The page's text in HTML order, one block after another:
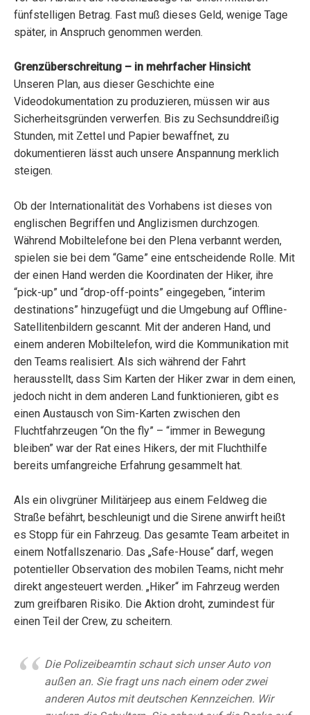
fünfstelligen Betrag. Fast muß dieses Geld, wenige Tage
später, in Anspruch genommen werden.
Grenzüberschreitung – in mehrfacher Hinsicht
Unseren Plan, aus dieser Geschichte eine
Videodokumentation zu produzieren, müssen wir aus
Sicherheitsgründen verwerfen. Bis zu Sechsunddreißig
Stunden, mit Zettel und Papier bewaffnet, zu
dokumentieren lässt auch unsere Anspannung merklich
steigen.
Ob der Internationalität des Vorhabens ist dieses von
englischen Begriffen und Anglizismen durchzogen.
Während Mobiltelefone bei den Plena verbannt werden,
spielen sie bei dem “Game” eine entscheidende Rolle. Mit
der einen Hand werden die Koordinaten der Hiker, ihre
“pick-up” und “drop-off-points” eingegeben, “interim
destinations” hinzugefügt und die Umgebung auf Offline-
Satellitenbildern gescannt. Mit der anderen Hand, und
einem anderen Mobiltelefon, wird die Kommunikation mit
den Teams realisiert. Als sich während der Fahrt
herausstellt, dass Sim Karten der Hiker zwar in dem einen,
jedoch nicht in dem anderen Land funktionieren, gibt es
einen Austausch von Sim-Karten zwischen den
Fluchtfahrzeugen “On the fly” – “immer in Bewegung
bleiben” war der Rat eines Hikers, der mit Fluchthilfe
bereits umfangreiche Erfahrung gesammelt hat.
Als ein olivgrüner Militärjeep aus einem Feldweg die
Straße befährt, beschleunigt und die Sirene anwirft heißt
es Stopp für ein Fahrzeug. Das gesamte Team arbeitet in
einem Notfallszenario. Das „Safe-House“ darf, wegen
potentieller Observation des mobilen Teams, nicht mehr
direkt angesteuert werden. „Hiker“ im Fahrzeug werden
zum greifbaren Risiko. Die Aktion droht, zumindest für
einen Teil der Crew, zu scheitern.
Die Polizeibeamtin schaut sich unser Auto von
außen an. Sie fragt uns nach einem oder zwei
anderen Autos mit deutschen Kennzeichen. Wir